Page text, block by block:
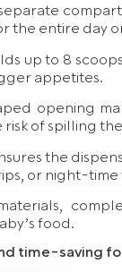
the entire day
up to 8
appetites.
opening
of spilling
the
or night-
food.
time-saving